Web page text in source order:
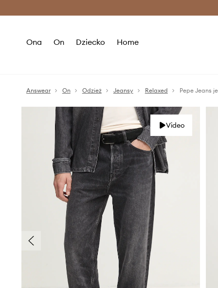
Ona On Dziecko Home
Answear On Odzież Jeansy Relaxed Pepe Jeans
Video